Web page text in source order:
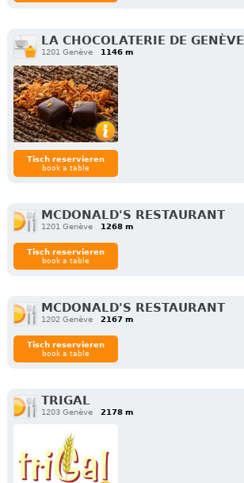
LA CHOCOLATERIE DE GENÈVE
1201 Genève 1146 m
Tisch reservieren
book a table
MCDONALD'S RESTAURANT
1201 Genève 1268 m
Tisch reservieren
book a table
MCDONALD'S RESTAURANT
1202 Genève 2167 m
Tisch reservieren
book a table
TRIGAL
1203 Genève 2178 m